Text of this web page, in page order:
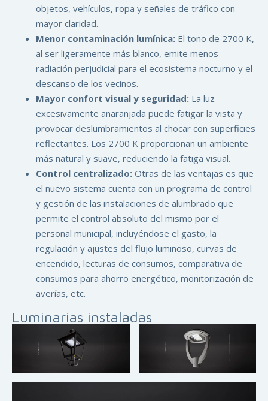
objetos, vehículos, ropa y señales de tráfico con
mayor claridad.
Menor contaminación lumínica: El tono de 2700 K,
al ser ligeramente más blanco, emite menos
radiación perjudicial para el ecosistema nocturno y el
descanso de los vecinos.
Mayor confort visual y seguridad: La luz
excesivamente anaranjada puede fatigar la vista y
provocar deslumbramientos al chocar con superficies
reflectantes. Los 2700 K proporcionan un ambiente
más natural y suave, reduciendo la fatiga visual.
Control centralizado: Otras de las ventajas es que
el nuevo sistema cuenta con un programa de control
y gestión de las instalaciones de alumbrado que
permite el control absoluto del mismo por el
personal municipal, incluyéndose el gasto, la
regulación y ajustes del flujo luminoso, curvas de
encendido, lecturas de consumos, comparativa de
consumos para ahorro energético, monitorización de
averías, etc.
Luminarias instaladas